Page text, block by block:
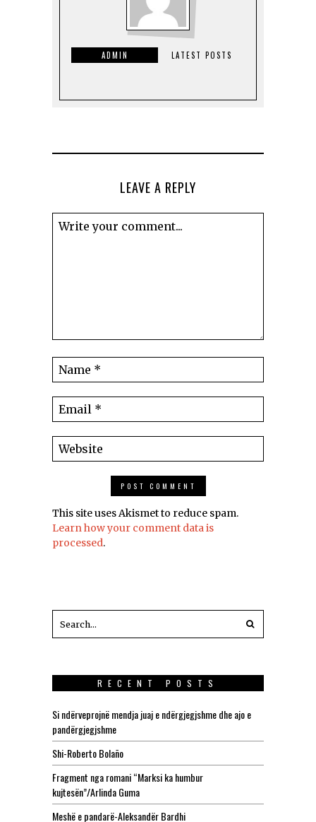
ADMIN LATEST POSTS
LEAVE A REPLY
This site uses Akismet to reduce spam.
Learn how your comment data is
processed.
RECENT POSTS
Si ndërveprojnë mendja juaj e ndërgjegjshme dhe ajo e
pandërgjegjshme
Shi-Roberto Bolaño
Fragment nga romani “Marksi ka humbur
kujtesën”/Arlinda Guma
Meshë e pandarë-Aleksandër Bardhi